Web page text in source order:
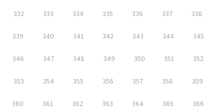
332 333 334 335 336 337 338
339 340 341 342 343 344 345
346 347 348 349 350 351 352
353 354 355 356 357 358 359
360 361 362 363 364 365 366